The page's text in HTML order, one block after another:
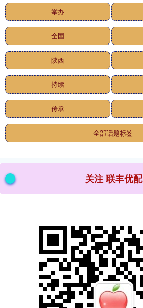
举办
全国
陕西
持续
传承
全部话题标签
关注 联丰优配